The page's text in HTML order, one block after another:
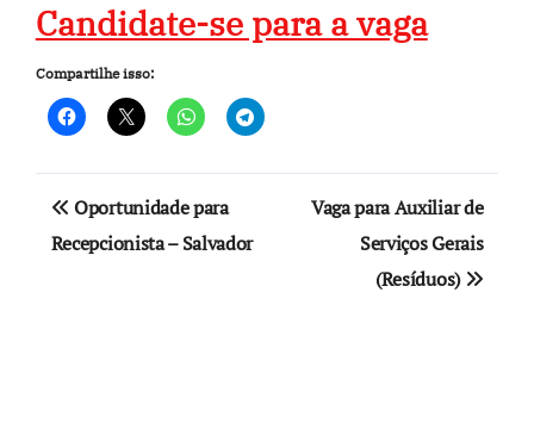
Candidate-se para a vaga
Compartilhe isso:
Navegação
de
Oportunidade para
Recepcionista – Salvador
Vaga para Auxiliar de
Serviços Gerais
(Resíduos)